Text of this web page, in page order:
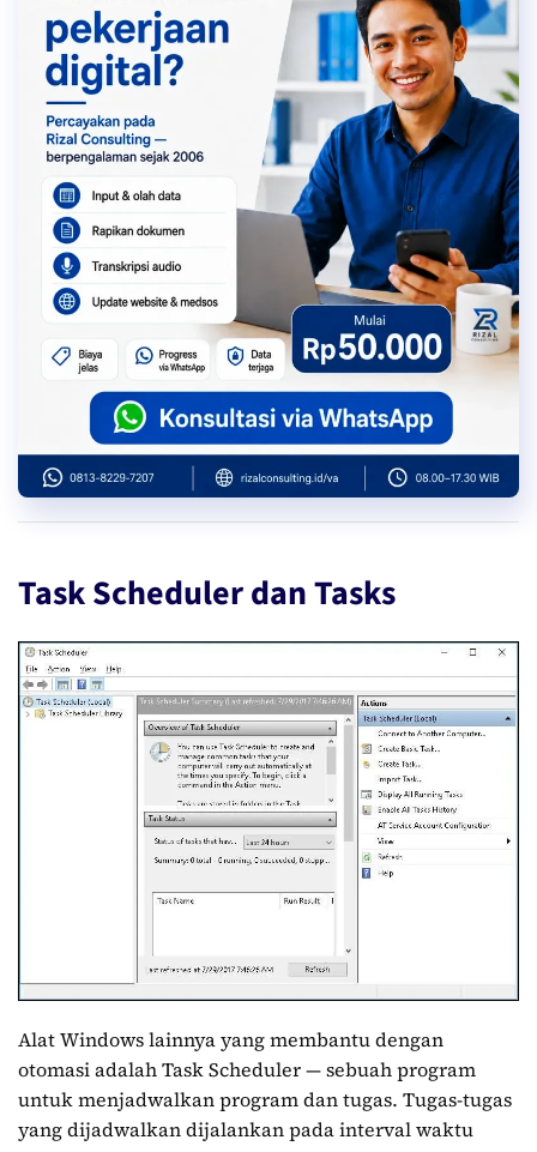
Task Scheduler dan Tasks
Alat Windows lainnya yang membantu dengan
otomasi adalah Task Scheduler — sebuah program
untuk menjadwalkan program dan tugas. Tugas-tugas
yang dijadwalkan dijalankan pada interval waktu